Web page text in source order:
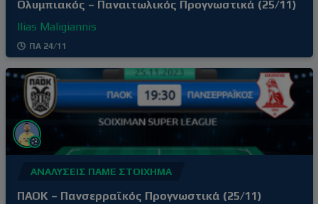
Ολυμπιακός – Παναιτωλικός Προγνωστικά (25/11)
Ilias Maligiannis
ΠΑ 24/11
ΑΝΑΛΎΣΕΙΣ ΠΆΜΕ ΣΤΟΊΧΗΜΑ
ΠΑΟΚ – Πανσερραϊκός Προγνωστικά (25/11)